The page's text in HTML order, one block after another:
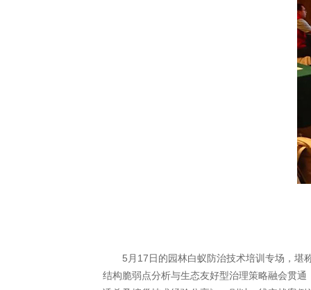
5月17日的园林白蚁防治技术培训专场，堪
结构脆弱点分析与生态友好型治理策略融会贯